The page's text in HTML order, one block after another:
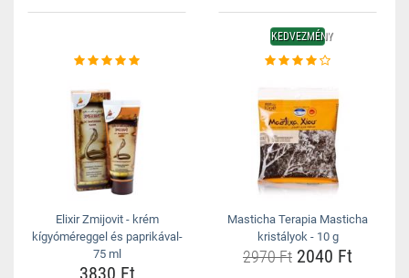
Elixir Zmijovit - krém
kígyóméreggel és paprikával-
75 ml
KEDVEZMÉNY
Masticha Terapia Masticha
kristályok - 10 g
2970 Ft 2040 Ft